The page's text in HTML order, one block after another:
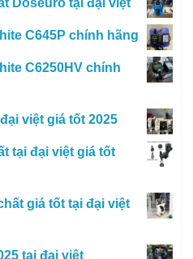
Doseuro tại đại việt
C645P chính hãng
C6250HV chính
việt giá tốt 2025
tại đại việt giá tốt
giá tốt tại đại việt
tại đại việt